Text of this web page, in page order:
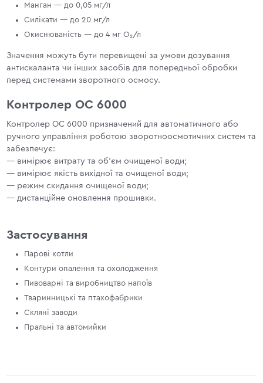
Манган — до 0,05 мг/л
Силікати — до 20 мг/л
Окиснюваність — до 4 мг О₂/л
Значення можуть бути перевищені за умови дозування
антискаланта чи інших засобів для попередньої обробки
перед системами зворотного осмосу.
Контролер ОС 6000
Контролер ОС 6000 призначений для автоматичного або
ручного управління роботою зворотноосмотичних систем та
забезпечує:
— вимірює витрату та об'єм очищеної води;
— вимірює якість вихідної та очищеної води;
— режим скидання очищеної води;
— дистанційне оновлення прошивки.
Застосування
Парові котли
Контури опалення та охолодження
Пивоварні та виробництво напоїв
Тваринницькі та птахофабрики
Скляні заводи
Пральні та автомийки